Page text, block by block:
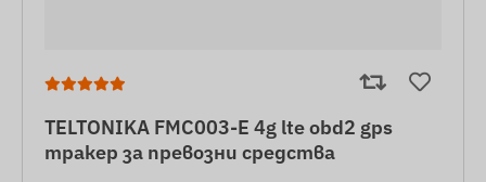
TELTONIKA FMC003-E 4g lte obd2 gps
тракер за превозни средства